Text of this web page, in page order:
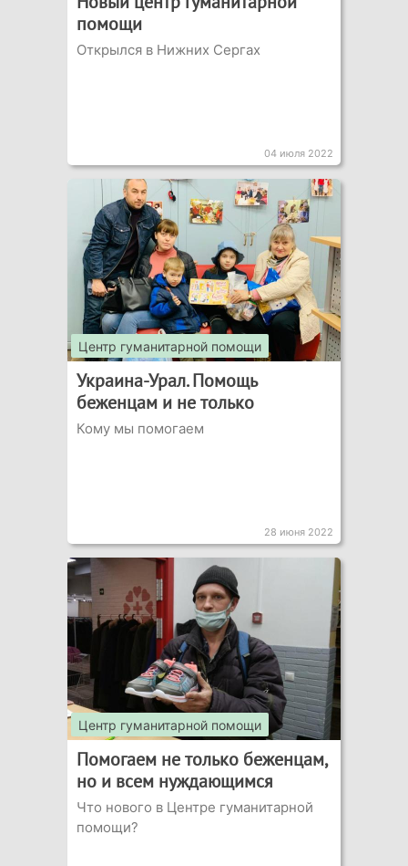
помощи
Открылся в Нижних Сергах
04 июля 2022
Центр гуманитарной помощи
Украина-Урал. Помощь
беженцам и не только
Кому мы помогаем
28 июня 2022
Центр гуманитарной помощи
Помогаем не только беженцам,
но и всем нуждающимся
Что нового в Центре гуманитарной
помощи?